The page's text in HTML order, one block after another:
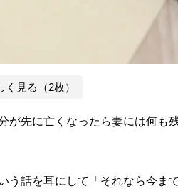
く見る（2枚）
が先に亡くなったら妻には何も
う話を耳にして「それなら今ま